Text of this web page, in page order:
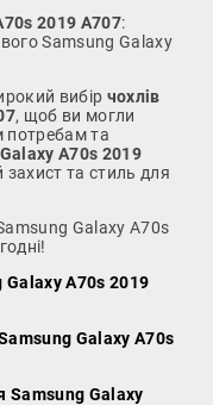
2019 A707:
Samsung Galaxy
вибір чохлів
, щоб ви могли
потребам та
A70s 2019
та стиль для
Galaxy A70s
Galaxy A70s 2019
Galaxy A70s
Samsung Galaxy